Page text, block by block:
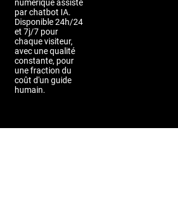
numérique assisté
par chatbot IA.
Disponible 24h/24
et 7j/7 pour
chaque visiteur,
avec une qualité
constante, pour
une fraction du
coût d'un guide
humain.